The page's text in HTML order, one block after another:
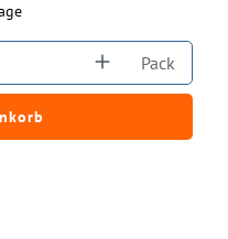
gewünschtenPack